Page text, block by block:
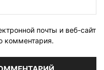
почты и веб-сайт
комментария.